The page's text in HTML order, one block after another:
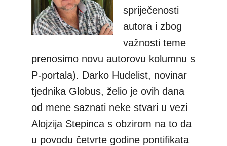
spriječenosti
autora i zbog
važnosti teme
prenosimo novu autorovu kolumnu s
P-portala). Darko Hudelist, novinar
tjednika Globus, želio je ovih dana
od mene saznati neke stvari u vezi
Alojzija Stepinca s obzirom na to da
u povodu četvrte godine pontifikata